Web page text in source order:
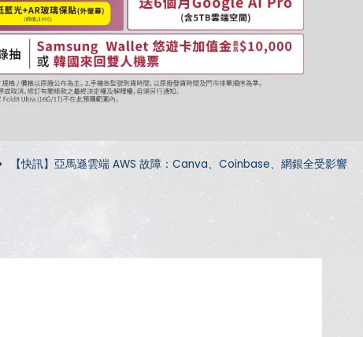
【快訊】亞馬遜雲端 AWS 故障：Canva、Coinbase、網銀全受影響